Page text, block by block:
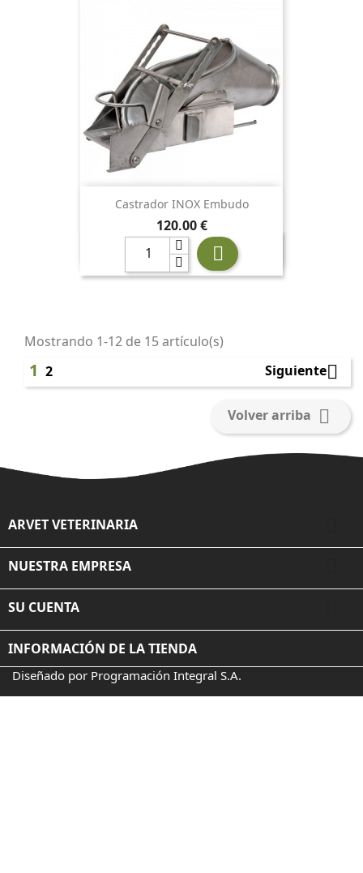
Castrador INOX Embudo
Precio
120,00 €

Mostrando 1-12 de 15 artículo(s)
1 2 Siguiente
Volver arriba 
ARVET VETERINARIA
NUESTRA EMPRESA
SU CUENTA
INFORMACIÓN DE LA TIENDA
Diseñado por Programación Integral S.A.